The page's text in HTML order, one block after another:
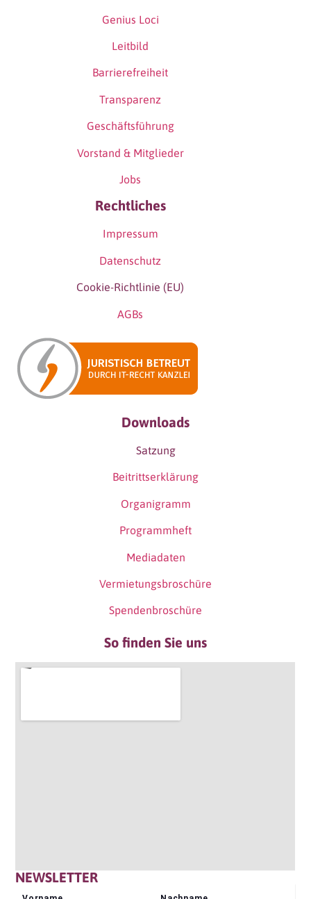
Genius Loci
Leitbild
Barrierefreiheit
Transparenz
Geschäftsführung
Vorstand & Mitglieder
Jobs
Rechtliches
Impressum
Datenschutz
Cookie-Richtlinie (EU)
AGBs
Downloads
Satzung
Beitrittserklärung
Organigramm
Programmheft
Mediadaten
Vermietungsbroschüre
Spendenbroschüre
So finden Sie uns
NEWSLETTER